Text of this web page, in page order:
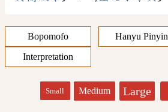
Bopomofo
Hanyu Pinyin
Interpretation
Small Medium Large